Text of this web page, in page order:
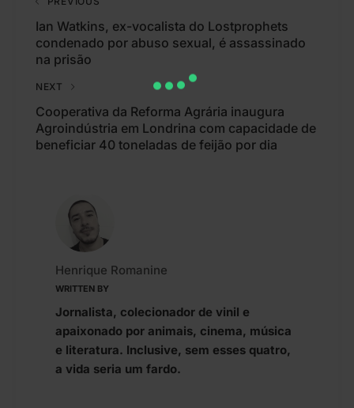
Ian Watkins, ex-vocalista do Lostprophets
condenado por abuso sexual, é assassinado
na prisão
NEXT
Cooperativa da Reforma Agrária inaugura
Agroindústria em Londrina com capacidade de
beneficiar 40 toneladas de feijão por dia
WRITTEN BY
Henrique Romanine
Jornalista, colecionador de vinil e
apaixonado por animais, cinema, música
e literatura. Inclusive, sem esses quatro,
a vida seria um fardo.